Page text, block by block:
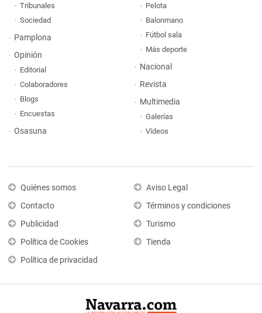
Tribunales
Sociedad
Pamplona
Opinión
Editorial
Colaboradores
Blogs
Encuestas
Osasuna
Pelota
Balonmano
Fútbol sala
Más deporte
Nacional
Revista
Multimedia
Galerías
Vídeos
Quiénes somos
Contacto
Publicidad
Política de Cookies
Política de privacidad
Aviso Legal
Términos y condiciones
Turismo
Tienda